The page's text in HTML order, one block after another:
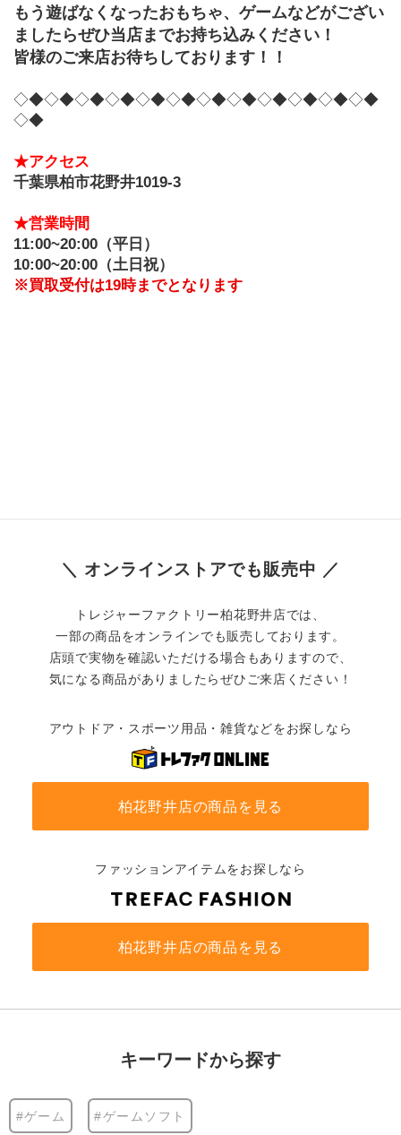
もう遊ばなくなったおもちゃ、ゲームなどがござい
ましたらぜひ当店までお持ち込みください！
皆様のご来店お待ちしております！！
◇◆◇◆◇◆◇◆◇◆◇◆◇◆◇◆◇◆◇◆◇◆◇◆
◇◆
★アクセス
千葉県柏市花野井1019-3
★営業時間
11:00~20:00（平日）
10:00~20:00（土日祝）
※買取受付は19時までとなります
＼ オンラインストアでも販売中 ／
トレジャーファクトリー柏花野井店では、
一部の商品をオンラインでも販売しております。
店頭で実物を確認いただける場合もありますので、
気になる商品がありましたらぜひご来店ください！
アウトドア・スポーツ用品・雑貨などをお探しなら
柏花野井店の商品を見る
ファッションアイテムをお探しなら
柏花野井店の商品を見る
キーワードから探す
#ゲーム #ゲームソフト